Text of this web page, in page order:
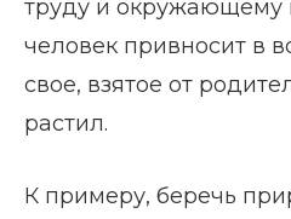
труду и окружающему
человек привносит в
свое, взятое от
растил.
К примеру, беречь